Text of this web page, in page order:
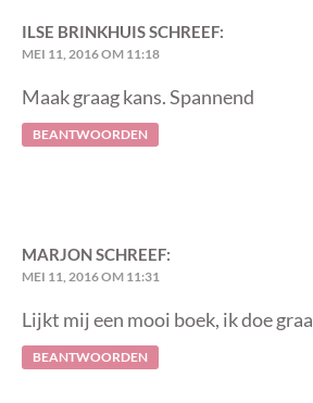
ILSE BRINKHUISSCHREEF:
MEI 11, 2016 OM 11:18
Maak graag kans. Spannend
BEANTWOORDEN
MARJONSCHREEF:
MEI 11, 2016 OM 11:31
Lijkt mij een mooi boek, ik doe
BEANTWOORDEN